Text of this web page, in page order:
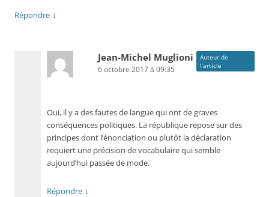
Répondre ↓
Jean-Michel Muglioni
Auteur de
l’article
6 octobre 2017 à 09:35
Oui, il y a des fautes de langue qui ont de graves
conséquences politiques. La république repose sur des
principes dont l’énonciation ou plutôt la déclaration
requiert une précision de vocabulaire qui semble
aujourd’hui passée de mode.
Répondre ↓